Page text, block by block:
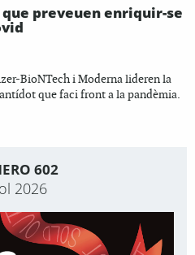
preveuen enriquir-se
BioNTech i Moderna lideren la
que faci front a la pandèmia.
602
2026